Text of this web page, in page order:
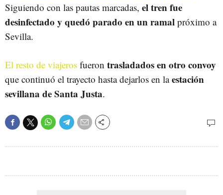
Siguiendo con las pautas marcadas, el tren fue
desinfectado y quedó parado en un ramal próximo a
Sevilla.
El resto de viajeros fueron trasladados en otro convoy
que continuó el trayecto hasta dejarlos en laestación
sevillana de Santa Justa.